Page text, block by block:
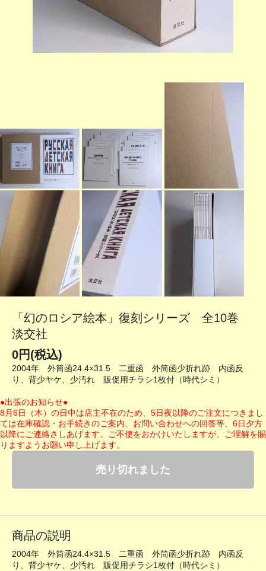
「幻のロシア絵本」復刻シリーズ 全10巻
淡交社
0円(税込)
2004年 外筒函24.4×31.5 二重函 外筒函少折れ跡 内函反
り、背少ヤケ、少汚れ 販促用チラシ1枚付（時代シミ）
●出張のお知らせ●
8月6日（木）の日中は店主不在のため、5日夜以降のご注文につきまし
ては在庫確認・お手続きのご案内、お問い合わせへの回答等、6日夕方
以降にご連絡さしあげます。ご不便をおかけいたしますが、ご理解を賜
りますようお願い申し上げます。
売り切れました
商品の説明
2004年 外筒函24.4×31.5 二重函 外筒函少折れ跡 内函反
り、背少ヤケ、少汚れ 販促用チラシ1枚付（時代シミ）